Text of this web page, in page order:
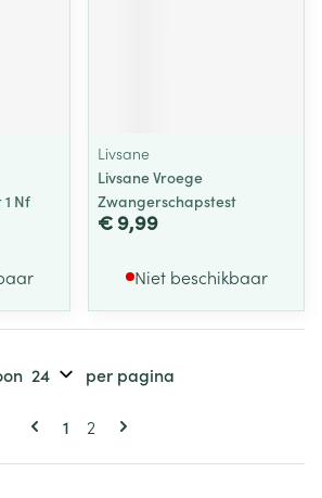
Nf
Livsane
Livsane Vroege
Zwangerschapstest
€ 9,99
Niet beschikbaar
Pagina's
U lees momenteel pagina
1 Pagina
2
per pagina